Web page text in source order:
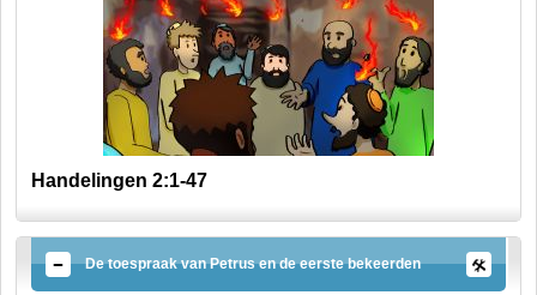
Handelingen 2:1-47
De toespraak van Petrus en de eerste bekeerden